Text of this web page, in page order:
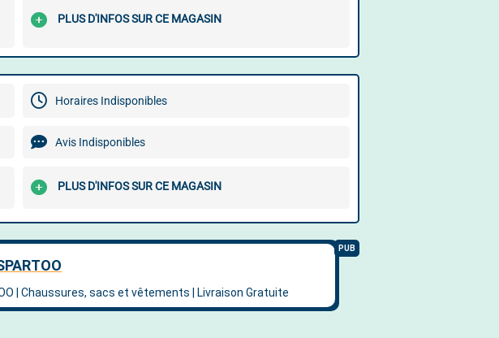
PLUS D'INFOS SUR CE MAGASIN
Horaires Indisponibles
Avis Indisponibles
PLUS D'INFOS SUR CE MAGASIN